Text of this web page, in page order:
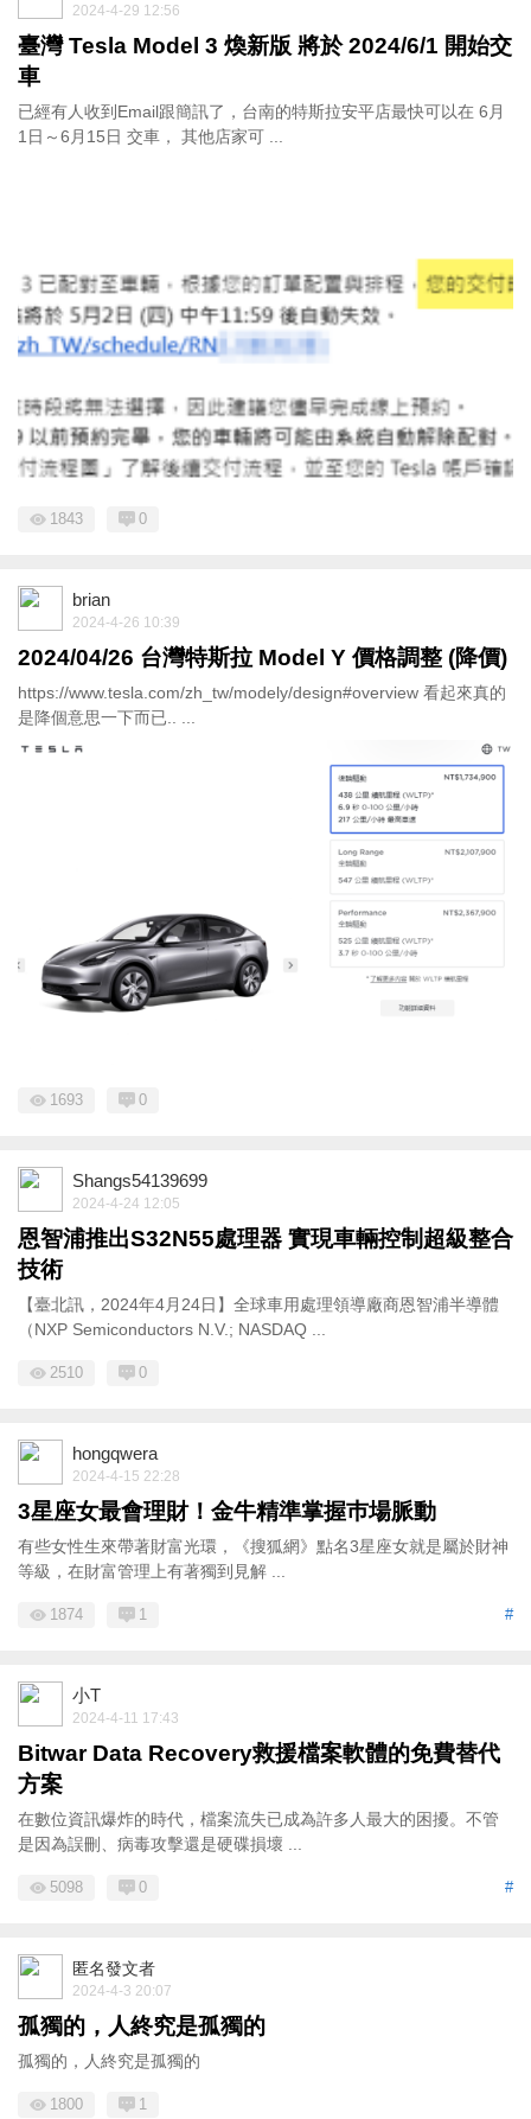
2024-4-29 12:56
臺灣 Tesla Model 3 煥新版 將於 2024/6/1 開始交
車
已經有人收到Email跟簡訊了，台南的特斯拉安平店最快可以在 6月
1日～6月15日 交車， 其他店家可 ...
1843 0
brian
2024-4-26 10:39
2024/04/26 台灣特斯拉 Model Y 價格調整 (降價)
https://www.tesla.com/zh_tw/modely/design#overview 看起來真的
是降個意思一下而已.. ...
1693 0
Shangs54139699
2024-4-24 12:05
恩智浦推出S32N55處理器 實現車輛控制超級整合
技術
【臺北訊，2024年4月24日】全球車用處理領導廠商恩智浦半導體
（NXP Semiconductors N.V.; NASDAQ ...
2510 0
hongqwera
2024-4-15 22:28
3星座女最會理財！金牛精準掌握巿場脈動
有些女性生來帶著財富光環，《搜狐網》點名3星座女就是屬於財神
等級，在財富管理上有著獨到見解 ...
#
1874 1
小T
2024-4-11 17:43
Bitwar Data Recovery救援檔案軟體的免費替代
方案
在數位資訊爆炸的時代，檔案流失已成為許多人最大的困擾。不管
是因為誤刪、病毒攻擊還是硬碟損壞 ...
#
5098 0
匿名發文者
2024-4-3 20:07
孤獨的，人終究是孤獨的
孤獨的，人終究是孤獨的
1800 1